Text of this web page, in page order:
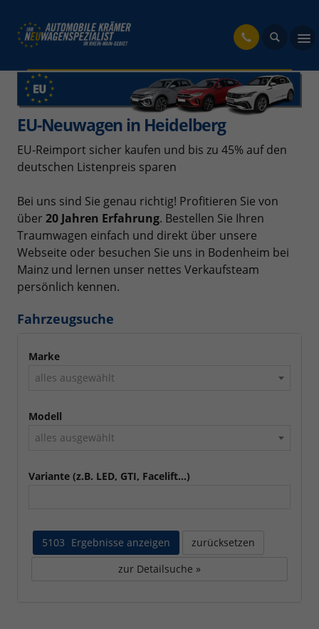
EU-Neuwagen in Heidelberg
EU-Reimport sicher kaufen und bis zu 45% auf den
deutschen Listenpreis sparen
Bei uns sind Sie genau richtig! Profitieren Sie von
über 20 Jahren Erfahrung. Bestellen Sie Ihren
Traumwagen einfach und direkt über unsere
Webseite oder besuchen Sie uns in Bodenheim bei
Mainz und lernen unser nettes Verkaufsteam
persönlich kennen.
Fahrzeugsuche
Marke
alles ausgewählt
Modell
alles ausgewählt
Variante (z.B. LED, GTI, Facelift...)
5103 Ergebnisse anzeigen
zurücksetzen
zur Detailsuche »